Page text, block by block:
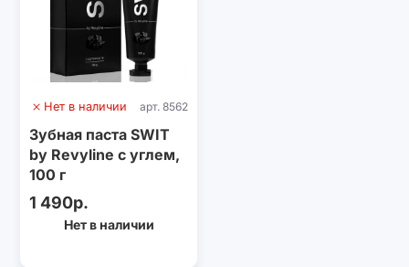
Нет в наличии арт. 8562
Зубная паста SWIT
by Revyline с углем,
100 г
1 490р.
Нет в наличии